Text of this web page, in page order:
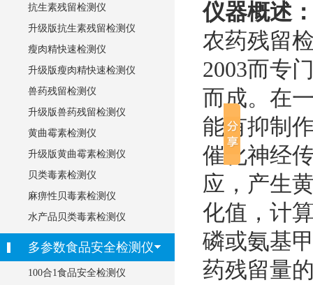
抗生素残留检测仪
升级版抗生素残留检测仪
瘦肉精快速检测仪
升级版瘦肉精快速检测仪
兽药残留检测仪
升级版兽药残留检测仪
黄曲霉素检测仪
升级版黄曲霉素检测仪
贝类毒素检测仪
麻痹性贝毒素检测仪
水产品贝类毒素检测仪
多参数食品安全检测仪
100合1食品安全检测仪
仪器概述
农药残留
2003而专
而成。在
能有抑制
催化神经
应，产生
化值，计
磷或氨基
药残留量